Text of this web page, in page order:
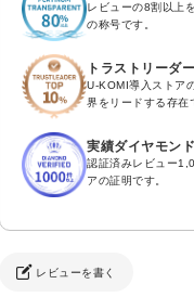
レビューの8割以上
の称号です。
トラストリーダ
U-KOMI導入ストア
界をリードする存在
実績ダイヤモン
認証済みレビュー
アの証明です。
レビューを書く